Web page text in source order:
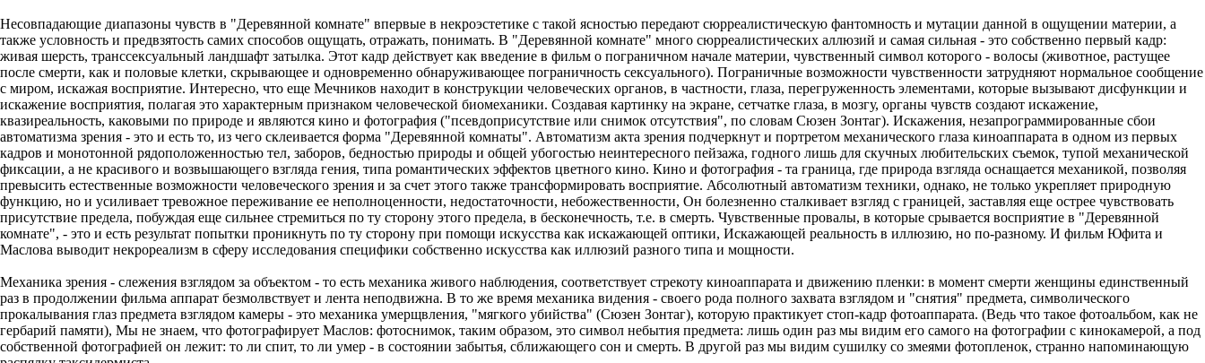
Несовпадающие диапазоны чувств в "Деревянной комнате" впервые в некроэстетике с такой ясностью передают сюрреалистическую фантомность и мутации данной в ощущении материи, а
также условность и предвзятость самих способов ощущать, отражать, понимать. В "Деревянной комнате" много сюрреалистических аллюзий и самая сильная - это собственно первый кадр:
живая шерсть, транссексуальный ландшафт затылка. Этот кадр действует как введение в фильм о пограничном начале материи, чувственный символ которого - волосы (животное, растущее
после смерти, как и половые клетки, скрывающее и одновременно обнаруживающее пограничность сексуального). Пограничные возможности чувственности затрудняют нормальное сообщение
с миром, искажая восприятие. Интересно, что еще Мечников находит в конструкции человеческих органов, в частности, глаза, перегруженность элементами, которые вызывают дисфункции и
искажение восприятия, полагая это характерным признаком человеческой биомеханики. Создавая картинку на экране, сетчатке глаза, в мозгу, органы чувств создают искажение,
квазиреальность, каковыми по природе и являются кино и фотография ("псевдоприсутствие или снимок отсутствия", по словам Сюзен Зонтаг). Искажения, незапрограммированные сбои
автоматизма зрения - это и есть то, из чего склеивается форма "Деревянной комнаты". Автоматизм акта зрения подчеркнут и портретом механического глаза киноаппарата в одном из первых
кадров и монотонной рядоположенностью тел, заборов, бедностью природы и общей убогостью неинтересного пейзажа, годного лишь для скучных любительских съемок, тупой механической
фиксации, а не красивого и возвышающего взгляда гения, типа романтических эффектов цветного кино. Кино и фотография - та граница, где природа взгляда оснащается механикой, позволяя
превысить естественные возможности человеческого зрения и за счет этого также трансформировать восприятие. Абсолютный автоматизм техники, однако, не только укрепляет природную
функцию, но и усиливает тревожное переживание ее неполноценности, недостаточности, небожественности, Он болезненно сталкивает взгляд с границей, заставляя еще острее чувствовать
присутствие предела, побуждая еще сильнее стремиться по ту сторону этого предела, в бесконечность, т.е. в смерть. Чувственные провалы, в которые срывается восприятие в "Деревянной
комнате", - это и есть результат попытки проникнуть по ту сторону при помощи искусства как искажающей оптики, Искажающей реальность в иллюзию, но по-разному. И фильм Юфита и
Маслова выводит некрореализм в сферу исследования специфики собственно искусства как иллюзий разного типа и мощности.
Механика зрения - слежения взглядом за объектом - то есть механика живого наблюдения, соответствует стрекоту киноаппарата и движению пленки: в момент смерти женщины единственный
раз в продолжении фильма аппарат безмолвствует и лента неподвижна. В то же время механика видения - своего рода полного захвата взглядом и "снятия" предмета, символического
прокалывания глаз предмета взглядом камеры - это механика умерщвления, "мягкого убийства" (Сюзен Зонтаг), которую практикует стоп-кадр фотоаппарата. (Ведь что такое фотоальбом, как не
гербарий памяти), Мы не знаем, что фотографирует Маслов: фотоснимок, таким образом, это символ небытия предмета: лишь один раз мы видим его самого на фотографии с кинокамерой, а под
собственной фотографией он лежит: то ли спит, то ли умер - в состоянии забытья, сближающего сон и смерть. В другой раз мы видим сушилку со змеями фотопленок, странно напоминающую